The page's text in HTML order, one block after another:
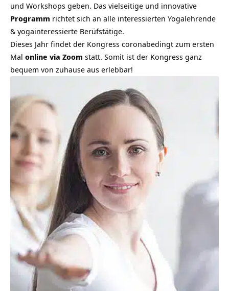
und Workshops geben. Das vielseitige und innovative
Programm richtet sich an alle interessierten Yogalehrende
& yogainteressierte Berüfstätige.
Dieses Jahr findet der Kongress coronabedingt zum ersten
Mal online via Zoom statt. Somit ist der Kongress ganz
bequem von zuhause aus erlebbar!